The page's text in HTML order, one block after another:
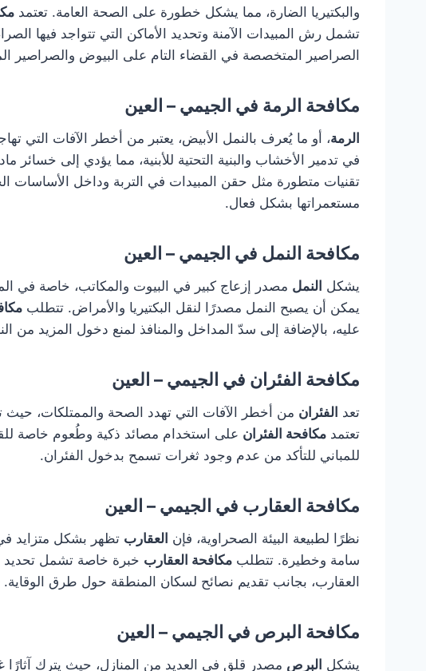
والبكتيريا الضارة، مما يشكل خطورة على الصحة العامة. تعتمد
تشمل رش المبيدات الآمنة وتحديد الأماكن التي تتواجد فيها
الصراصير المتخصصة في القضاء التام على البيوض والصراصير
مكافحة الرمة في الجيمي – العين
الرمة، أو ما يُعرف بالنمل الأبيض، يعتبر من أخطر الآفات التي
في تدمير الأخشاب والبنية التحتية للأبنية، مما يؤدي إلى خسائر
تقنيات متطورة مثل حقن المبيدات في التربة وداخل الأساسات
مستعمراتها بشكل فعال.
مكافحة النمل في الجيمي – العين
يشكل النمل مصدر إزعاج كبير في البيوت والمكاتب، خاصة في
يمكن أن يصبح النمل مصدرًا لنقل البكتيريا والأمراض. تتطلب
عليه، بالإضافة إلى سدّ المداخل والمنافذ لمنع دخول المزيد من
مكافحة الفئران في الجيمي – العين
تعد الفئران من أخطر الآفات التي تهدد الصحة والممتلكات،
تعتمدمكافحة الفئران على استخدام مصائد ذكية وطُعوم خاصة
للمباني للتأكد من عدم وجود ثغرات تسمح بدخول الفئران.
مكافحة العقارب في الجيمي – العين
نظرًا لطبيعة البيئة الصحراوية، فإن العقارب تظهر بشكل متزايد
سامة وخطيرة. تتطلبمكافحة العقارب خبرة خاصة تشمل تحديد
العقارب، بجانب تقديم نصائح لسكان المنطقة حول طرق الوقاية.
مكافحة البرص في الجيمي – العين
يشكل البرص مصدر قلق في العديد من المنازل، حيث يترك